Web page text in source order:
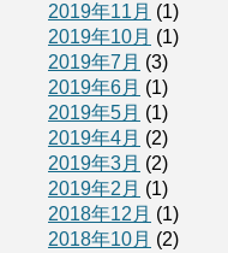
2019年11月 (1)
2019年10月 (1)
2019年7月 (3)
2019年6月 (1)
2019年5月 (1)
2019年4月 (2)
2019年3月 (2)
2019年2月 (1)
2018年12月 (1)
2018年10月 (2)